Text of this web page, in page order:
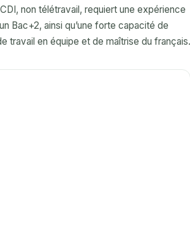
non télétravail, requiert une expérience
Bac+2, ainsi qu’une forte capacité de
travail en équipe et de maîtrise du français.